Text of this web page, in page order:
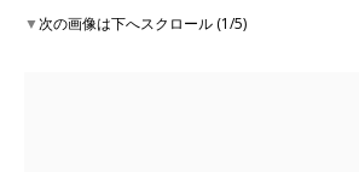
▼次の画像は下へスクロール (1/5)